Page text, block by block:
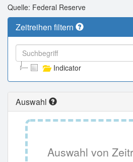
Quelle: Federal Reserve
Zeitreihen filtern
Indicator
Auswahl
Auswahl von